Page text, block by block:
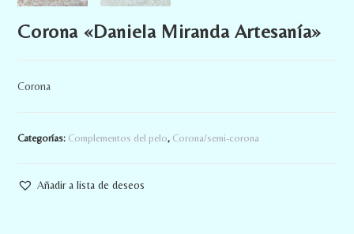
Corona «Daniela Miranda Artesanía»
Corona
Categorías: Complementos del pelo, Corona/semi-corona
Añadir a lista de deseos